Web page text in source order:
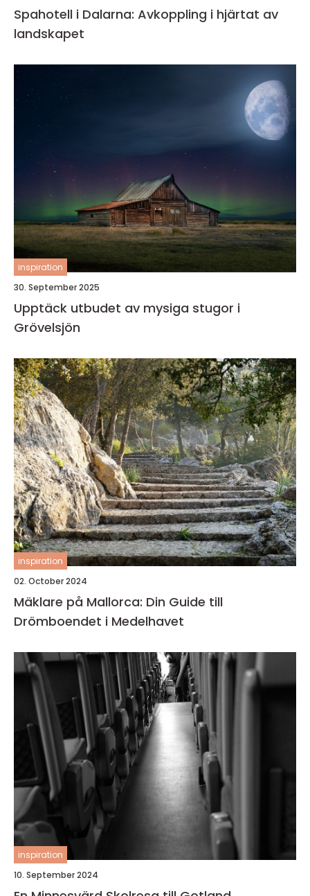
Spahotell i Dalarna: Avkoppling i hjärtat av
landskapet
inspiration
30. September 2025
Upptäck utbudet av mysiga stugor i
Grövelsjön
inspiration
02. October 2024
Mäklare på Mallorca: Din Guide till
Drömboendet i Medelhavet
inspiration
10. September 2024